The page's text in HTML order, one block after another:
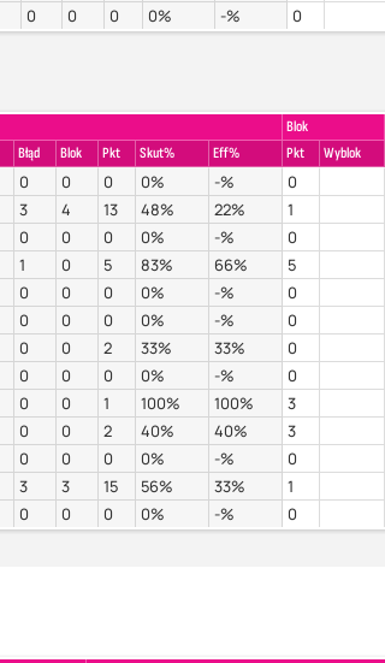
0 0 0 0% -% 0
Blok
Błąd Blok Pkt Skut% Eff% Pkt Wyblok
0 0 0 0% -%
0
3 4 13 48% 22%
1
0 0 0 0% -%
0
1 0 5 83% 66%
5
0 0 0 0% -%
0
0 0 0 0% -%
0
0 0 2 33% 33%
0
0 0 0 0% -%
0
0 0 1 100% 100%
3
0 0 2 40% 40%
3
0 0 0 0% -%
0
3 3 15 56% 33%
1
0 0 0 0% -% 0